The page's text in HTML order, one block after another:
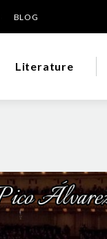
BLOG
Literature